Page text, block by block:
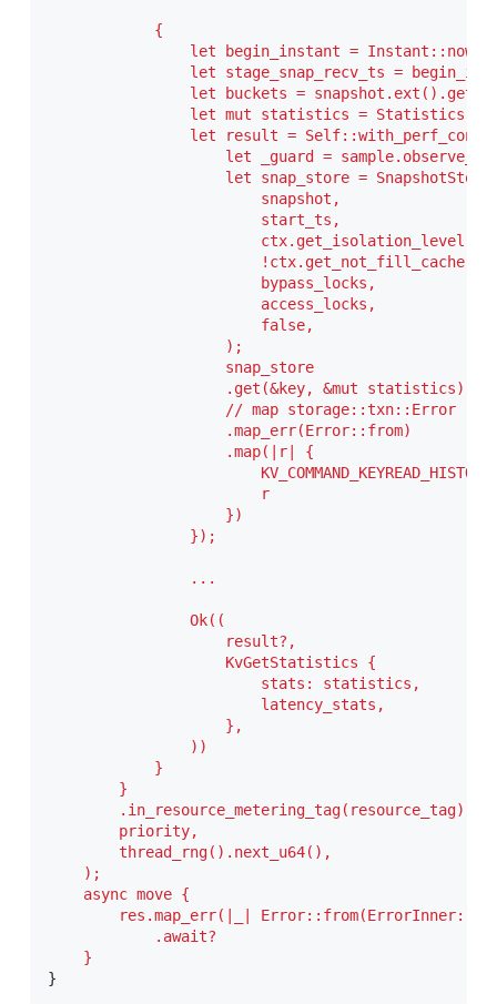
            {
let begin_instant =
let stage_snap_recv_ts =
let buckets =
let mut statistics =
let result =
let _guard =
let snap_store =
                        snapshot,
                        start_ts,
                        ctx.get_isolation_level(),
                        !ctx.get_not_fill_cache(),
                        bypass_locks,
                        access_locks,
                        false,
                    );
                    snap_store
                    .get(&key, &mut statistics)
// map storage::txn::Error ->
                    .map_err(Error::from)
                    .map(|r| {
                        r
                    })
                });
                ...
                Ok((
                    result?,
                    KvGetStatistics {
                        stats: statistics,
                        latency_stats,
                    },
                ))
            }
        }
        .in_resource_metering_tag(resource_tag),
        priority,
        thread_rng().next_u64(),
    );
    async move {
res.map_err(|_|
            .await?
    }
}